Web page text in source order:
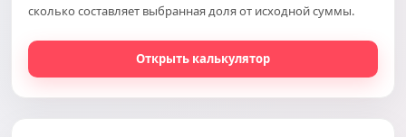
сколько составляет выбранная доля от исходной суммы.
Открыть калькулятор